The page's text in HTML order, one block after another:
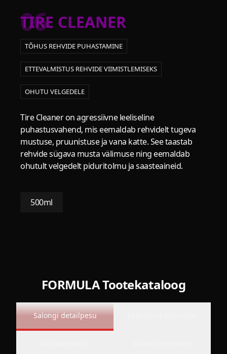
06
TIRE CLEANER
TÕHUS REHVIDE PUHASTAMINE
ETTEVALMISTUS REHVIDE VIIMISTLEMISEKS
OHUTU VELGEDELE
Tire Cleaner on agressiivne leeliseline
puhastusvahend, mis eemaldab rehvidelt tugeva
mustuse, pruunistuse ja vana katte. See taastab
rehvide sügava musta välimuse ning eemaldab
ohutult velgedelt piduritolmu ja saasteaineid.
500ml
FORMULA Tootekataloog
Salongi detailpesu